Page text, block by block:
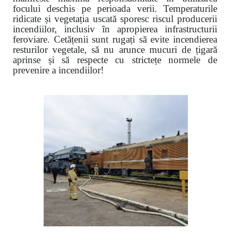
focului deschis pe perioada verii. Temperaturile
ridicate și vegetația uscată sporesc riscul producerii
incendiilor, inclusiv în apropierea infrastructurii
feroviare. Cetățenii sunt rugați să evite incendierea
resturilor vegetale, să nu arunce mucuri de țigară
aprinse și să respecte cu strictețe normele de
prevenire a incendiilor!